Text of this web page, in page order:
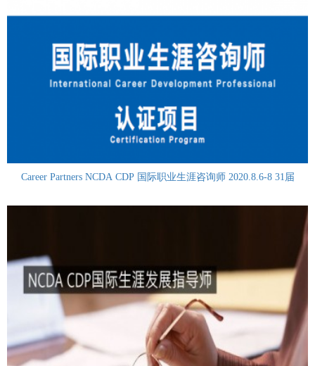
Career Partners NCDA CDP 国际职业生涯咨询师 2020.8.6-8 31届